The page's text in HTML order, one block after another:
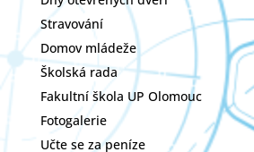
Stravování
Domov mládeže
Školská rada
Fakultní škola UP Olomouc
Fotogalerie
Učte se za peníze